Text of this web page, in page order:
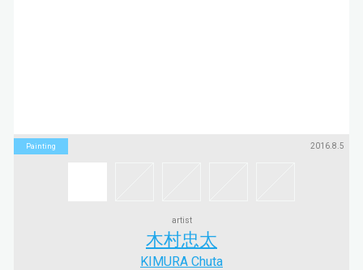
Painting 2016.8.5
artist
木村忠太
KIMURA Chuta